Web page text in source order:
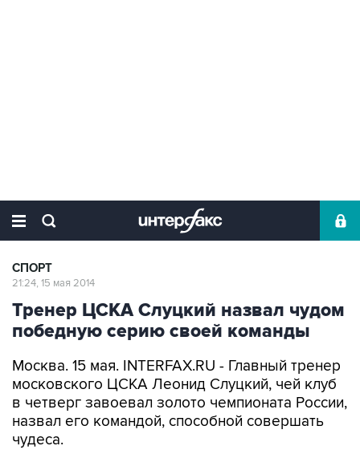
СПОРТ
21:24, 15 мая 2014
Тренер ЦСКА Слуцкий назвал чудом
победную серию своей команды
Москва. 15 мая. INTERFAX.RU - Главный тренер
московского ЦСКА Леонид Слуцкий, чей клуб
в четверг завоевал золото чемпионата России,
назвал его командой, способной совершать
чудеса.